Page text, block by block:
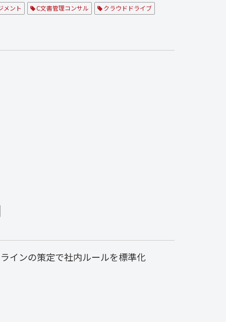
メント C文書管理コンサル クラウドドライブ
インの策定で社内ルールを標準化